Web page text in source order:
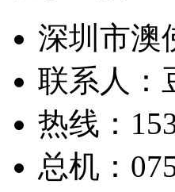
深圳市澳
联系人：
热线：
总机：